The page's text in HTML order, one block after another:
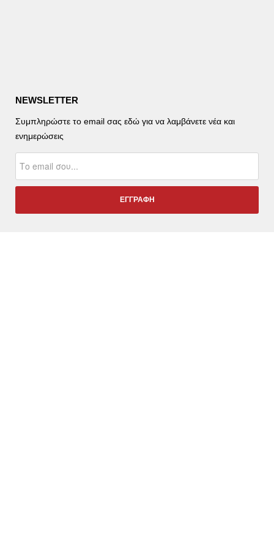
NEWSLETTER
Συμπληρώστε το email σας εδώ για να λαμβάνετε νέα και
ενημερώσεις